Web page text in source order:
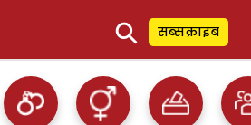
⚲ सब्सक्राइब